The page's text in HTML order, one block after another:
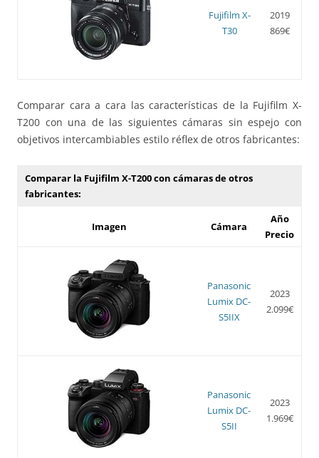
Fujifilm X-
T30
2019
869€
Comparar cara a cara las características de la Fujifilm X-
T200 con una de las siguientes cámaras sin espejo con
objetivos intercambiables estilo réflex de otros fabricantes:
Comparar la Fujifilm X-T200 con cámaras de otros
fabricantes:
Imagen Cámara
Año
Precio
Panasonic
Lumix DC-
S5IIX
2023
2.099€
Panasonic
Lumix DC-
S5II
2023
1.969€